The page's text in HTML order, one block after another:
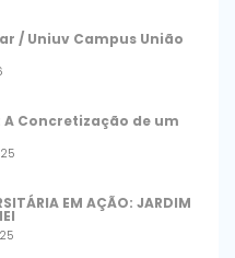
/ Uniuv Campus União
A Concretização de um
EM AÇÃO: JARDIM